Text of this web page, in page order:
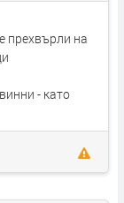
прехвърли на
- като